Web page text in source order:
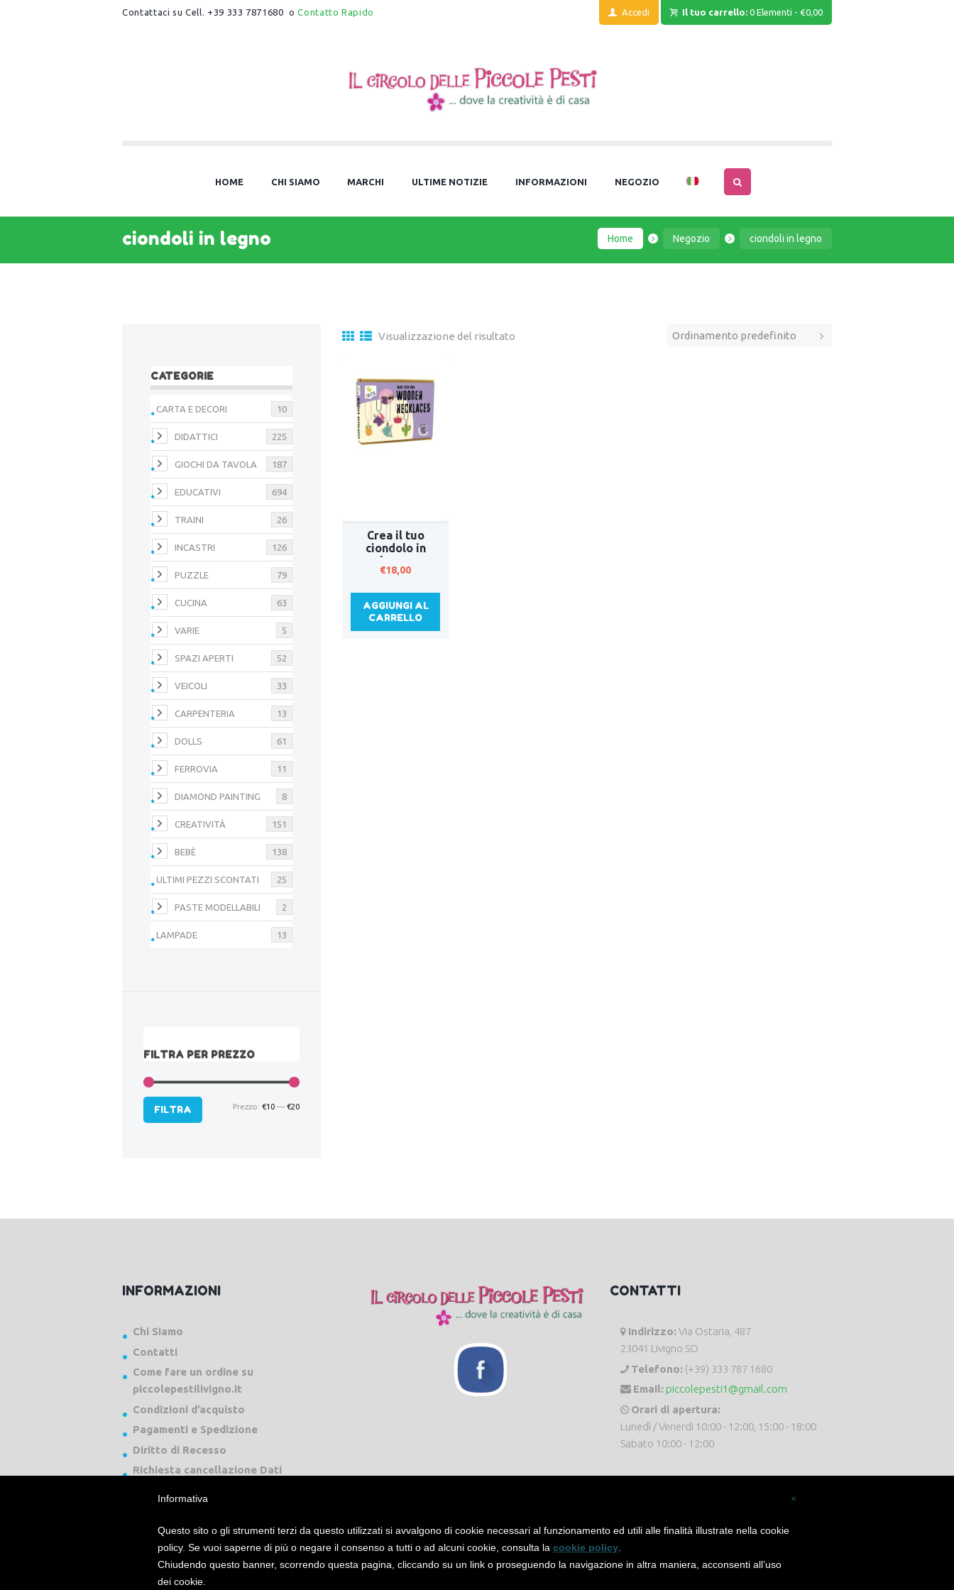
Contattaci su Cell. +39 333 7871680 oContatto Rapido Accedi Il tuo carrello: 0 Elementi -€0,00
HOME CHI SIAMO MARCHI ULTIME NOTIZIE INFORMAZIONI NEGOZIO
ciondoli in legno Home Negozio ciondoli in legno
Visualizzazione del risultato
Crea il tuo
ciondolo in
legno
€18,00
AGGIUNGI AL
CARRELLO
CATEGORIE
CARTA E DECORI 10
DIDATTICI 225
GIOCHI DA TAVOLA 187
EDUCATIVI 694
TRAINI 26
INCASTRI 126
PUZZLE 79
CUCINA 63
VARIE 5
SPAZI APERTI 52
VEICOLI 33
CARPENTERIA 13
DOLLS 61
FERROVIA 11
DIAMOND PAINTING 8
CREATIVITÀ 151
BEBÈ 138
ULTIMI PEZZI SCONTATI 25
PASTE MODELLABILI 2
LAMPADE 13
FILTRA PER PREZZO
Prezzo
Prezzo
FILTRA Prezzo: €10 —€20
INFORMAZIONI
Chi Siamo
Contatti
Come fare un ordine su
piccolepestilivigno.it
Condizioni d’acquisto
Pagamenti e Spedizione
Diritto di Recesso
Richiesta cancellazione Dati
CONTATTI
Indirizzo: Via Ostaria, 487
23041 Livigno SO
Telefono: (+39) 333 787 1680
Email: piccolepesti1@gmail.com
Orari di apertura:
Lunedì / Venerdi 10:00 - 12:00, 15:00 - 18:00
Sabato 10:00 - 12:00
Piccole Pesti Livigno © 2024 Tutti i diritti riservati. -Privacy Policy-Cookie Policy
×
Informativa
Questo sito o gli strumenti terzi da questo utilizzati si avvalgono di cookie necessari al funzionamento ed utili alle finalità illustrate nella cookie
policy. Se vuoi saperne di più o negare il consenso a tutti o ad alcuni cookie, consulta la cookie policy
Chiudendo questo banner, scorrendo questa pagina, cliccando su un link o proseguendo la navigazione in altra maniera, acconsenti all’uso
dei cookie.